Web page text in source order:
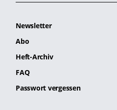
Newsletter
Abo
Heft-Archiv
FAQ
Passwort vergessen